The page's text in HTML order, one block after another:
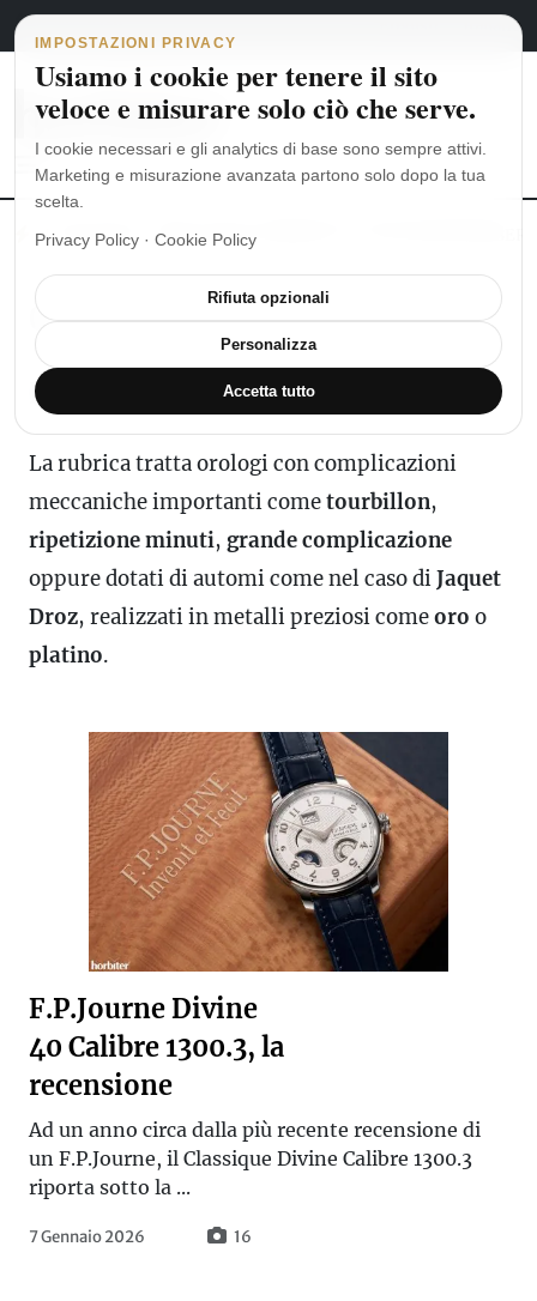
Vai al contenuto
Navigazione principale
6 agosto 2026 italiano
MoonSwatch: dalle origini al MISSION TO THE MOONPHASE
Orologi Di Lusso
Novità e recensioni
La rubrica tratta orologi con complicazioni
meccaniche importanti cometourbillon,
ripetizione minuti, grande complicazione
oppure dotati di automi come nel caso diJaquet
Droz, realizzati in metalli preziosi comeoro o
platino.
F.P.Journe Divine
40 Calibre 1300.3, la
recensione
Ad un anno circa dalla più recente recensione di
un F.P.Journe, il Classique Divine Calibre 1300.3
riporta sotto la ...
7 Gennaio 2026 16
IMPOSTAZIONI PRIVACY
Usiamo i cookie per tenere il sito
veloce e misurare solo ciò che serve.
I cookie necessari e gli analytics di base sono sempre attivi.
Marketing e misurazione avanzata partono solo dopo la tua
scelta.
Privacy Policy · Cookie Policy
Rifiuta opzionali
Personalizza
Accetta tutto